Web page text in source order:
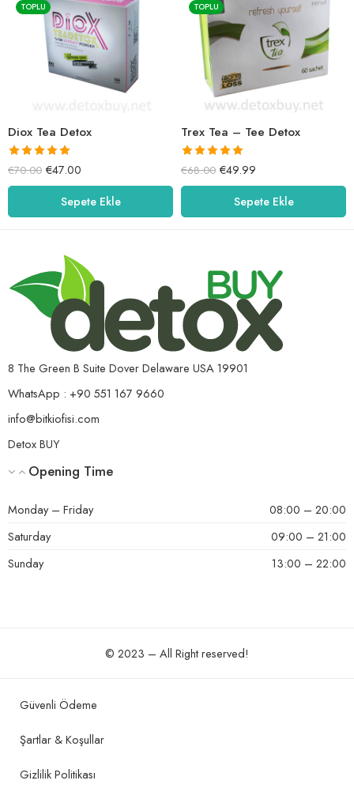
TOPLU
Diox Tea Detox
5 üzerinden
5.00oy aldı
€70.00 €47.00
Sepete Ekle
TOPLU
Trex Tea – Tee Detox
5 üzerinden
5.00oy aldı
€68.00 €49.99
Sepete Ekle
8 The Green B Suite Dover Delaware USA 19901
WhatsApp : +90 551 167 9660
info@bitkiofisi.com
Detox BUY
Opening Time
Monday – Friday
08:00 – 20:00
Saturday
09:00 – 21:00
Sunday
13:00 – 22:00
© 2023 – All Right reserved!
Güvenli Ödeme
Şartlar & Koşullar
Gizlilik Politikası